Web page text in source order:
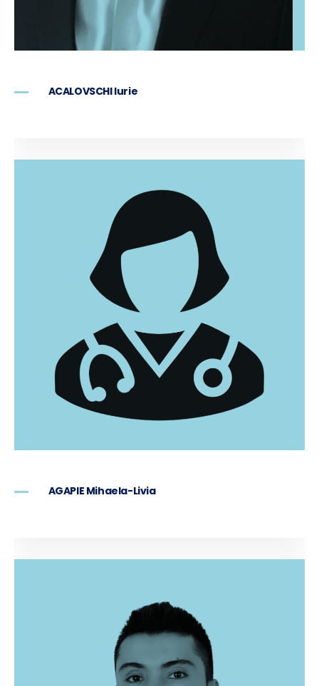
ACALOVSCHI Iurie
AGAPIE Mihaela-Livia